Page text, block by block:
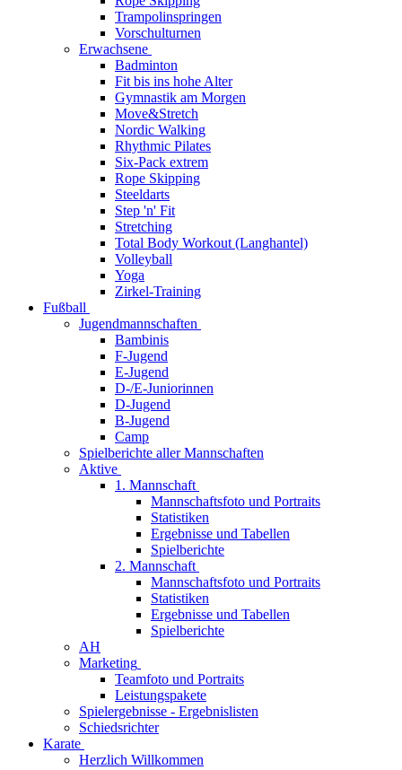
Trampolinspringen
Vorschulturnen
Erwachsene
Badminton
Fit bis ins hohe Alter
Gymnastik am Morgen
Move&Stretch
Nordic Walking
Rhythmic Pilates
Six-Pack extrem
Rope Skipping
Steeldarts
Step 'n' Fit
Stretching
Total Body Workout (Langhantel)
Volleyball
Yoga
Zirkel-Training
Fußball
Jugendmannschaften
Bambinis
F-Jugend
E-Jugend
D-/E-Juniorinnen
D-Jugend
B-Jugend
Camp
Spielberichte aller Mannschaften
Aktive
1. Mannschaft
Mannschaftsfoto und Portraits
Statistiken
Ergebnisse und Tabellen
Spielberichte
2. Mannschaft
Mannschaftsfoto und Portraits
Statistiken
Ergebnisse und Tabellen
Spielberichte
AH
Marketing
Teamfoto und Portraits
Leistungspakete
Spielergebnisse - Ergebnislisten
Schiedsrichter
Karate
Herzlich Willkommen